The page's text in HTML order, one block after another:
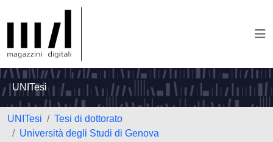
UNITesi
UNITesi
Tesi di dottorato
Università degli Studi di Genova